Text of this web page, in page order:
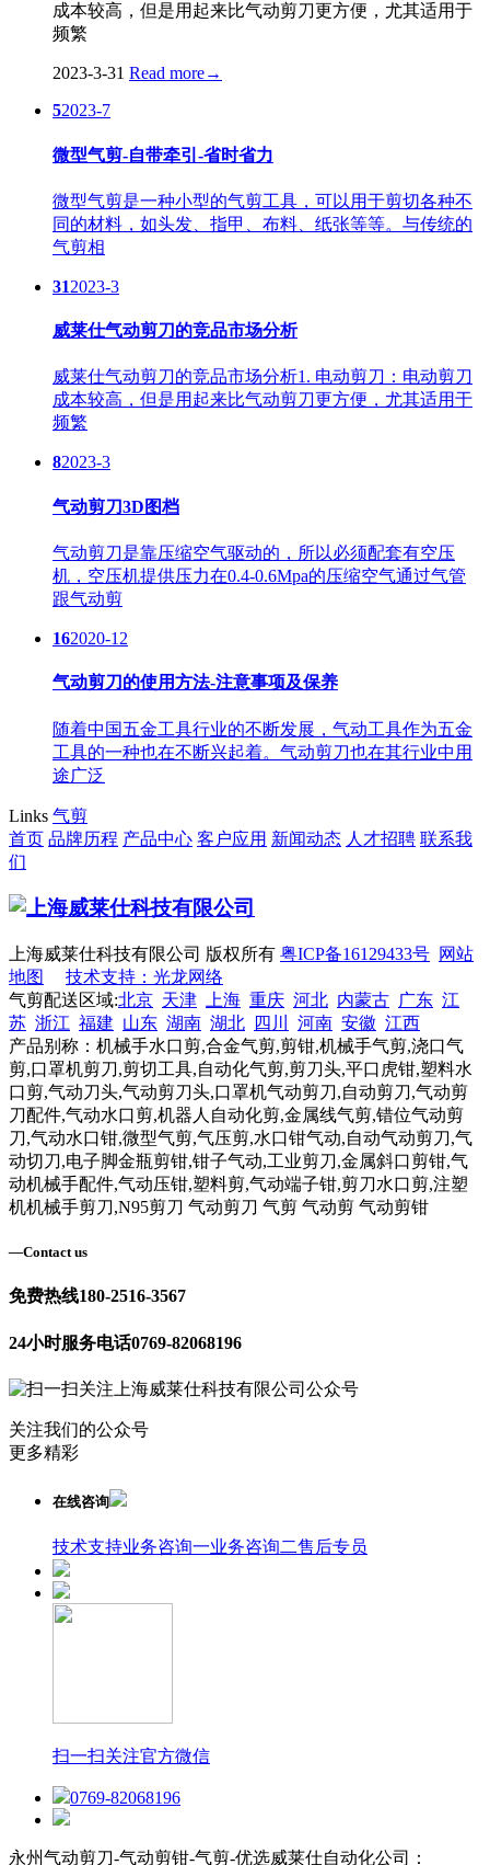
成本较高，但是用起来比气动剪刀更方便，尤其适用于
频繁
2023-3-31 Read more→
52023-7
微型气剪-自带牵引-省时省力
微型气剪是一种小型的气剪工具，可以用于剪切各种不
同的材料，如头发、指甲、布料、纸张等等。与传统的
气剪相
312023-3
威莱仕气动剪刀的竞品市场分析
威莱仕气动剪刀的竞品市场分析1. 电动剪刀：电动剪刀
成本较高，但是用起来比气动剪刀更方便，尤其适用于
频繁
82023-3
气动剪刀3D图档
气动剪刀是靠压缩空气驱动的，所以必须配套有空压
机，空压机提供压力在0.4-0.6Mpa的压缩空气通过气管
跟气动剪
162020-12
气动剪刀的使用方法-注意事项及保养
随着中国五金工具行业的不断发展，气动工具作为五金
工具的一种也在不断兴起着。气动剪刀也在其行业中用
途广泛
Links 气剪
首页 品牌历程 产品中心 客户应用 新闻动态 人才招聘 联系我
们
上海威莱仕科技有限公司 版权所有 粤ICP备16129433号 网站
地图
技术支持：光龙网络
气剪配送区域:北京 天津 上海 重庆 河北 内蒙古 广东 江
苏 浙江 福建 山东 湖南 湖北 四川 河南 安徽 江西
产品别称：机械手水口剪,合金气剪,剪钳,机械手气剪,浇口气
剪,口罩机剪刀,剪切工具,自动化气剪,剪刀头,平口虎钳,塑料水
口剪,气动刀头,气动剪刀头,口罩机气动剪刀,自动剪刀,气动剪
刀配件,气动水口剪,机器人自动化剪,金属线气剪,错位气动剪
刀,气动水口钳,微型气剪,气压剪,水口钳气动,自动气动剪刀,气
动切刀,电子脚金瓶剪钳,钳子气动,工业剪刀,金属斜口剪钳,气
动机械手配件,气动压钳,塑料剪,气动端子钳,剪刀水口剪,注塑
机机械手剪刀,N95剪刀 气动剪刀 气剪 气动剪 气动剪钳
—Contact us
免费热线180-2516-3567
24小时服务电话0769-82068196
关注我们的公众号
更多精彩
在线咨询
技术支持业务咨询一业务咨询二售后专员
扫一扫关注官方微信
0769-82068196
永州气动剪刀-气动剪钳-气剪-优选威莱仕自动化公司：